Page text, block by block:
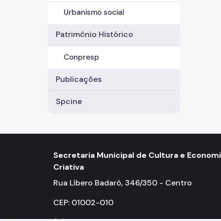
Urbanismo social
Patrimônio Histórico
Conpresp
Publicações
Spcine
Secretaria Municipal de Cultura e
Criativa
Rua Líbero Badaró, 346/350 - Centro
CEP: 01002-010